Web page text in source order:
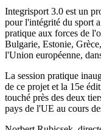
Integrisport 3.0 est un
pour l'intégrité du sport
pratique aux forces de
Bulgarie, Estonie,
l'Union européenne,
La session pratique
de ce projet et la 15e
touché près des deux
pays de l'UE au cours